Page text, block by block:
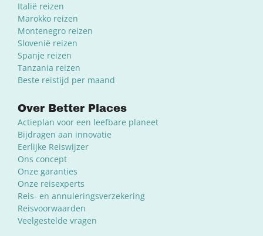
Italië reizen
Marokko reizen
Montenegro reizen
Slovenië reizen
Spanje reizen
Tanzania reizen
Beste reistijd per maand
Over Better Places
Actieplan voor een leefbare planeet
Bijdragen aan innovatie
Eerlijke Reiswijzer
Ons concept
Onze garanties
Onze reisexperts
Reis- en annuleringsverzekering
Reisvoorwaarden
Veelgestelde vragen